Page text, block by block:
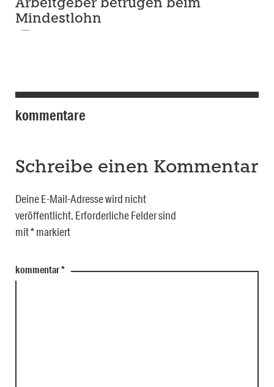
Arbeitgeber betrügen beim
Mindestlohn
kommentare
Schreibe einen Kommentar
Deine E-Mail-Adresse wird nicht
veröffentlicht. Erforderliche Felder sind
mit*markiert
kommentar*